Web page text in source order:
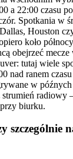
a 22:00 czasu
Spotkania w
Houston
koło
obejrzeć mecze
tutaj wiele
nad ranem
w późnych
radiowy
biurku.
szczególnie